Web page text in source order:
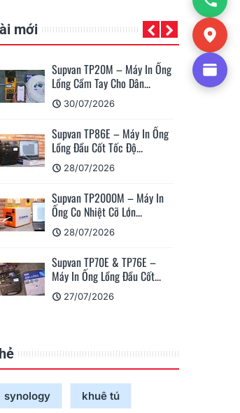
mới
Supvan TP20M – Máy In Ống
Lồng Cầm Tay Cho Dân...
30/07/2026
Supvan TP86E – Máy In Ống
Lồng Đầu Cốt Tốc Độ...
28/07/2026
Supvan TP2000M – Máy In
Ống Co Nhiệt Cỡ Lớn...
28/07/2026
Supvan TP70E & TP76E –
Máy In Ống Lồng Đầu Cốt...
27/07/2026
synology khuê tú